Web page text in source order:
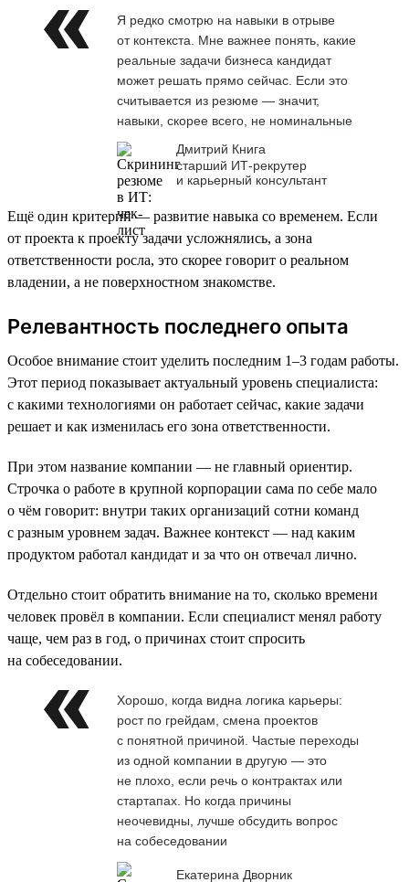
Я редко смотрю на навыки в отрыве
от контекста. Мне важнее понять, какие
реальные задачи бизнеса кандидат
может решать прямо сейчас. Если это
считывается из резюме — значит,
навыки, скорее всего, не номинальные
Дмитрий Книга
старший ИТ-рекрутер
и карьерный консультант
Ещё один критерий — развитие навыка со временем. Если
от проекта к проекту задачи усложнялись, а зона
ответственности росла, это скорее говорит о реальном
владении, а не поверхностном знакомстве.
Релевантность последнего опыта
Особое внимание стоит уделить последним 1–3 годам работы.
Этот период показывает актуальный уровень специалиста:
с какими технологиями он работает сейчас, какие задачи
решает и как изменилась его зона ответственности.
При этом название компании — не главный ориентир.
Строчка о работе в крупной корпорации сама по себе мало
о чём говорит: внутри таких организаций сотни команд
с разным уровнем задач. Важнее контекст — над каким
продуктом работал кандидат и за что он отвечал лично.
Отдельно стоит обратить внимание на то, сколько времени
человек провёл в компании. Если специалист менял работу
чаще, чем раз в год, о причинах стоит спросить
на собеседовании.
Хорошо, когда видна логика карьеры:
рост по грейдам, смена проектов
с понятной причиной. Частые переходы
из одной компании в другую — это
не плохо, если речь о контрактах или
стартапах. Но когда причины
неочевидны, лучше обсудить вопрос
на собеседовании
Екатерина Дворник